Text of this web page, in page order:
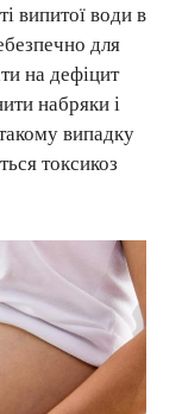
випитої води в
для
на дефіцит
набряки і
випадку
токсикоз